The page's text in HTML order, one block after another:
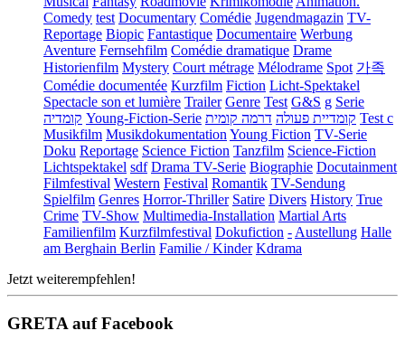
Comedy test Documentary Comédie Jugendmagazin TV-
Reportage Biopic Fantastique Documentaire Werbung
Aventure Fernsehfilm Comédie dramatique Drame
Historienfilm Mystery Court métrage Mélodrame Spot 가족
Comédie documentée Kurzfilm Fiction Licht-Spektakel
Spectacle son et lumière Trailer Genre Test G&S g Serie
קומדיה Young-Fiction-Serie קומדיית פעולה דרמה קומית
Test c
Musikfilm MusikdokumentationYoung Fiction TV-Serie
Doku Reportage Science Fiction Tanzfilm Science-Fiction
Lichtspektakel sdf Drama TV-Serie Biographie Docutainment
Filmfestival Western Festival Romantik TV-Sendung
Spielfilm Genres Horror-Thriller Satire Divers History True
Crime TV-Show Multimedia-Installation Martial Arts
Familienfilm Kurzfilmfestival Dokufiction -Austellung Halle
am Berghain Berlin Familie / Kinder Kdrama
Jetzt weiterempfehlen!
GRETA auf Facebook